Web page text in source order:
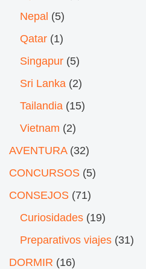
Nepal (5)
Qatar (1)
Singapur (5)
Sri Lanka (2)
Tailandia (15)
Vietnam (2)
AVENTURA(32)
CONCURSOS (5)
CONSEJOS (71)
Curiosidades (19)
Preparativos viajes (31)
DORMIR (16)